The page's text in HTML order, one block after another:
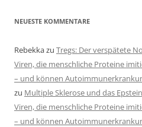
NEUESTE KOMMENTARE
Rebekkazu Tregs: Der verspätete
Viren, die menschliche Proteine
– und können
zu Multiple Sklerose und das
Viren, die menschliche Proteine
– und können